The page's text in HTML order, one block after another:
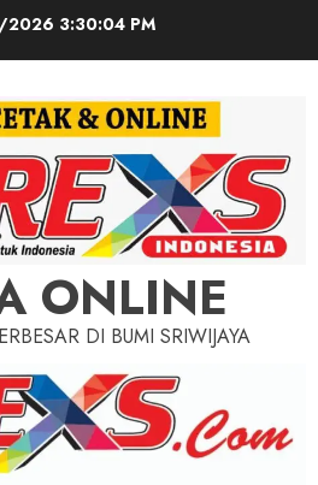
3:30:06 PM
ONLINE
DI BUMI SRIWIJAYA